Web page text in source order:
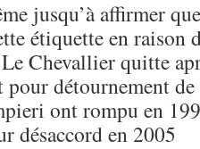
jusqu’à affirmer
étiquette en raison
Chevallier quitte
pour détournement
ont rompu en
désaccord en 2005